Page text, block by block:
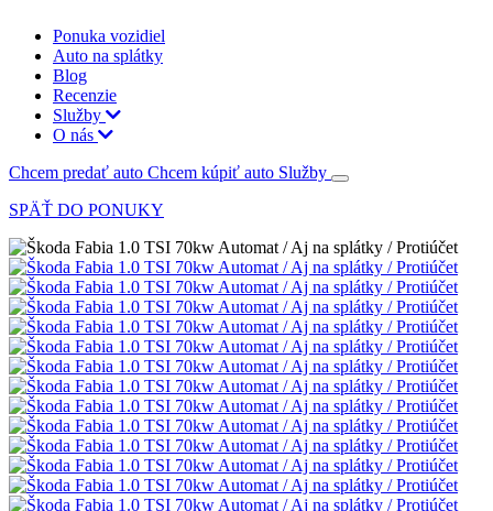
Ponuka vozidiel
Auto na splátky
Blog
Recenzie
Služby
O nás
Chcem predať auto Chcem kúpiť auto Služby
SPÄŤ DO PONUKY